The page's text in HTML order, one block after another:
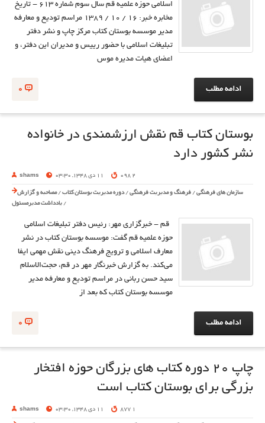
اسلامی حوزه علمیه قم سال سوم شماره 613 - تاریخ
مخابره خبر: 16 / 10 / 1389 مراسم تودیع و معارفه
مدیر موسسه بوستان کتاب مرکز چاپ و نشر دفتر
تبلیغات اسلامی با حضور رییس و مدیران این دفتر، و
اعضای هیات مدیره موس
0 ادامه مطلب
بوستان کتاب قم نقش ارزشمندی در خانواده
نشر کشور دارد
shams 11 دی 1348, 03:30 2 098
سازمان های فرهنگی / فرهنگ و مدیریت فرهنگی /دوره مدیریت بوستان کتاب /مصاحبه و گزارش
/ یادداشت مدیرمسئول
قم - خبرگزاری مهر: رئیس دفتر تبلیغات اسلامی
حوزه علمیه قم گفت: موسسه بوستان کتاب در نشر
معارف اسلامی و ترویج فرهنگ دینی نقش مهمی ایفا
می‌کند. به گزارش خبرنگار مهر در قم، حجت‌الاسلام‌
سید حسن ربانی در مراسم تودیع و معارفه مدیر
موسسه بوستان کتاب که بعد از
0 ادامه مطلب
چاپ 20 دوره كتاب های بزرگان حوزه افتخار
بزرگی برای بوستان كتاب است
shams 11 دی 1348, 03:30 1 877